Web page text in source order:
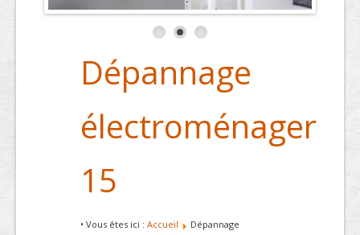
Dépannage
électroménager
15
• Vous êtes ici : Accueil
Dépannage